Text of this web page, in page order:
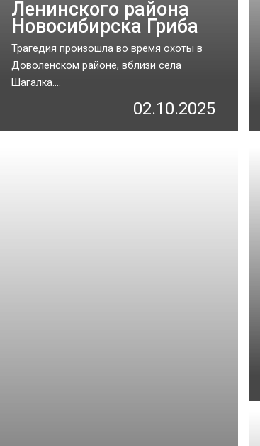
Ленинского района
Новосибирска Гриба
Трагедия произошла во время охоты в
Доволенском районе, вблизи села
Шагалка....
02.10.2025